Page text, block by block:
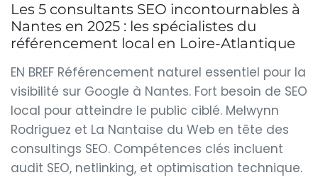
Les 5 consultants SEO incontournables à
Nantes en 2025 : les spécialistes du
référencement local en Loire-Atlantique
EN BREF Référencement naturel essentiel pour la
visibilité sur Google à Nantes. Fort besoin de SEO
local pour atteindre le public ciblé. Melwynn
Rodriguez et La Nantaise du Web en tête des
consultings SEO. Compétences clés incluent
audit SEO, netlinking, et optimisation technique.